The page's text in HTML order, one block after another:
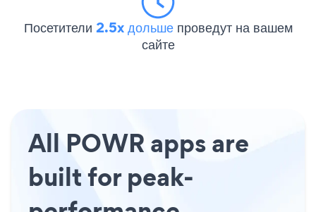
Посетители 2.5x дольше проведут на вашем
сайте
All POWR apps are
built for peak-